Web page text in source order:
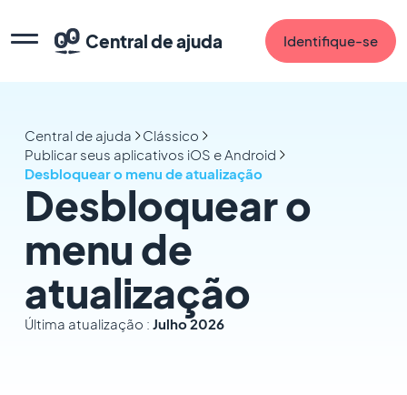
Central de ajuda Identifique-se
Central de ajuda
Clássico
Publicar seus aplicativos iOS e Android
Desbloquear o menu de atualização
Desbloquear o
menu de
atualização
Última atualização : Julho 2026